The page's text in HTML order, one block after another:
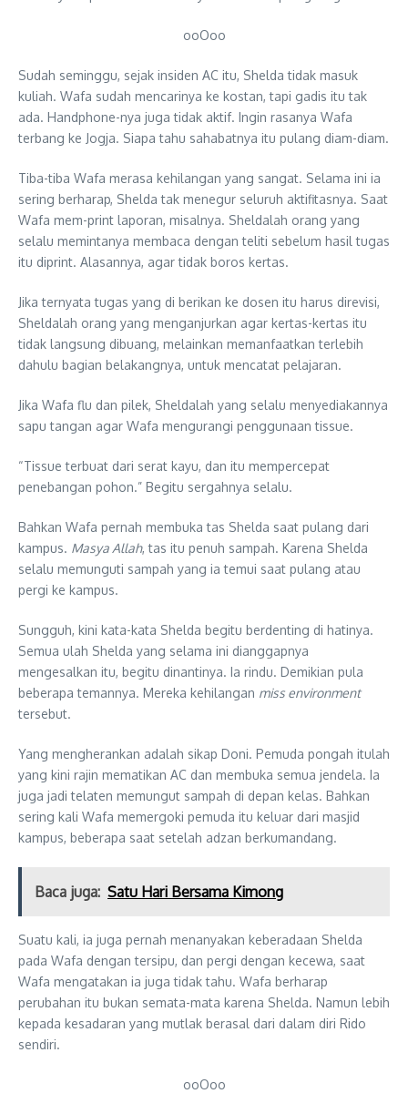
ooOoo
Sudah seminggu, sejak insiden AC itu, Shelda tidak masuk
kuliah. Wafa sudah mencarinya ke kostan, tapi gadis itu tak
ada. Handphone-nya juga tidak aktif. Ingin rasanya Wafa
terbang ke Jogja. Siapa tahu sahabatnya itu pulang diam-diam.
Tiba-tiba Wafa merasa kehilangan yang sangat. Selama ini ia
sering berharap, Shelda tak menegur seluruh aktifitasnya. Saat
Wafa mem-print laporan, misalnya. Sheldalah orang yang
selalu memintanya membaca dengan teliti sebelum hasil tugas
itu diprint. Alasannya, agar tidak boros kertas.
Jika ternyata tugas yang di berikan ke dosen itu harus direvisi,
Sheldalah orang yang menganjurkan agar kertas-kertas itu
tidak langsung dibuang, melainkan memanfaatkan terlebih
dahulu bagian belakangnya, untuk mencatat pelajaran.
Jika Wafa flu dan pilek, Sheldalah yang selalu menyediakannya
sapu tangan agar Wafa mengurangi penggunaan tissue.
“Tissue terbuat dari serat kayu, dan itu mempercepat
penebangan pohon.” Begitu sergahnya selalu.
Bahkan Wafa pernah membuka tas Shelda saat pulang dari
kampus. Masya Allah, tas itu penuh sampah. Karena Shelda
selalu memunguti sampah yang ia temui saat pulang atau
pergi ke kampus.
Sungguh, kini kata-kata Shelda begitu berdenting di hatinya.
Semua ulah Shelda yang selama ini dianggapnya
mengesalkan itu, begitu dinantinya. Ia rindu. Demikian pula
beberapa temannya. Mereka kehilangan miss environment
tersebut.
Yang mengherankan adalah sikap Doni. Pemuda pongah itulah
yang kini rajin mematikan AC dan membuka semua jendela. Ia
juga jadi telaten memungut sampah di depan kelas. Bahkan
sering kali Wafa memergoki pemuda itu keluar dari masjid
kampus, beberapa saat setelah adzan berkumandang.
Baca juga: Satu Hari Bersama Kimong
Suatu kali, ia juga pernah menanyakan keberadaan Shelda
pada Wafa dengan tersipu, dan pergi dengan kecewa, saat
Wafa mengatakan ia juga tidak tahu. Wafa berharap
perubahan itu bukan semata-mata karena Shelda. Namun lebih
kepada kesadaran yang mutlak berasal dari dalam diri Rido
sendiri.
ooOoo